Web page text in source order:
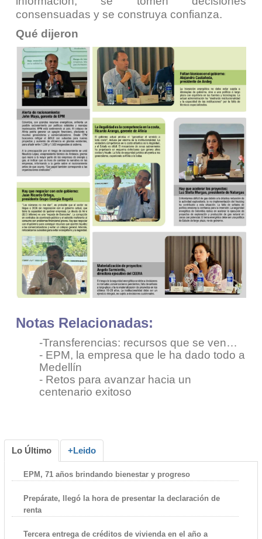
consensuadas y se construya confianza.
Qué dijeron
Notas Relacionadas:
-Transferencias: recursos que se ven…
- EPM, la empresa que le ha dado todo a
Medellín
- Retos para avanzar hacia un
centenario exitoso
Lo Último +Leido
EPM, 71 años brindando bienestar y progreso
Prepárate, llegó la hora de presentar la declaración de
renta
Tercera entrega de créditos de vivienda en el año a